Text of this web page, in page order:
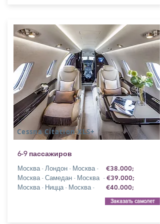
Cessna Citation XLS+
6-9 пассажиров
Москва - Лондон - Москва - €38.000;
Москва - Самедан - Москва -€39.000;
Москва - Ницца - Москва - €40.000;
Заказать самолет